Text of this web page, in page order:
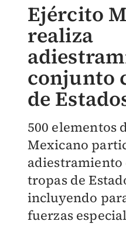
Ejército
realiza
conjunto
de
500 elementos
Mexicano
tropas de
incluyendo
fuerzas